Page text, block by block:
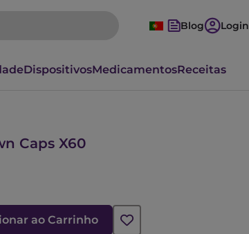
Blog Login
DispositivosMedicamentosReceitas
Caps X60
ao Carrinho